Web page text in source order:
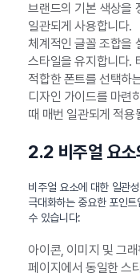
브랜드의 기본 색상을
일관되게 사용합니다.
체계적인 글꼴 조합을
스타일을 유지합니다.
적합한 폰트를 선택하
디자인 가이드를 마련
때 매번 일관되게 적용
2.2 비주얼 요소
비주얼 요소에 대한 일관
극대화하는 중요한 포인
수 있습니다:
아이콘, 이미지 및 그
페이지에서 동일한 스